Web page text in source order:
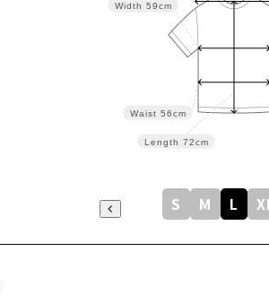
Length 72cm
Waist 56cm
Width 59cm
S M L